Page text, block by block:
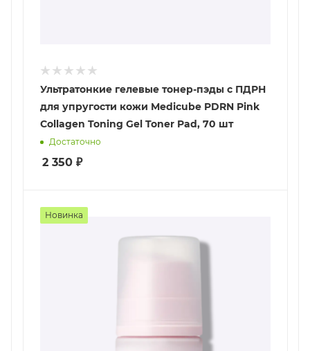
Ультратонкие гелевые тонер-пэды с ПДРН
для упругости кожи Medicube PDRN Pink
Collagen Toning Gel Toner Pad, 70 шт
Достаточно
2 350 ₽
Новинка